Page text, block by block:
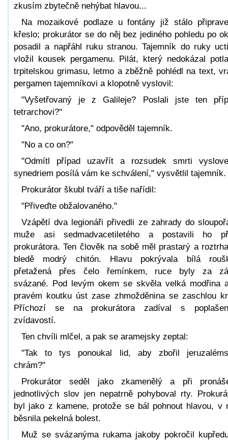
zkusím zbytečně nehýbat hlavou...
Na mozaikové podlaze u fontány již stálo
křeslo; prokurátor se do něj bez jediného pohledu po
posadil a napřáhl ruku stranou. Tajemník do ruky
vložil kousek pergamenu. Pilát, který nedokázal
trpitelskou grimasu, letmo a zběžně pohlédl na text,
pergamen tajemníkovi a klopotně vyslovil:
"Vyšetřovaný je z Galileje? Poslali jste ten
tetrarchovi?"
"Ano, prokurátore," odpověděl tajemník.
"No a co on?"
"Odmítl případ uzavřít a rozsudek smrti
synedriem posílá vám ke schválení," vysvětlil tajemník.
Prokurátor škubl tváří a tiše nařídil:
"Přiveďte obžalovaného."
Vzápětí dva legionáři přivedli ze zahrady do
muže asi sedmadvacetiletého a postavili ho
prokurátora. Ten člověk na sobě měl prastarý a
bledě modrý chitón. Hlavu pokrývala bílá
přetažená přes čelo řemínkem, ruce byly za
svázané. Pod levým okem se skvěla velká modřina
pravém koutku úst zase zhmožděnina se zaschlou
Příchozí se na prokurátora zadíval s
zvídavostí.
Ten chvíli mlčel, a pak se aramejsky zeptal:
"Tak to tys ponoukal lid, aby zbořil
chrám?"
Prokurátor seděl jako zkamenělý a při
jednotlivých slov jen nepatrně pohyboval rty.
byl jako z kamene, protože se bál pohnout hlavou, v
běsnila pekelná bolest.
Muž se svázanýma rukama jakoby pokročil